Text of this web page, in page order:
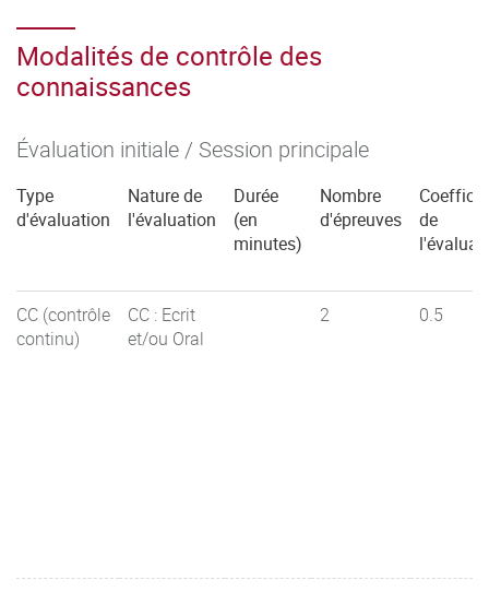
Modalités de contrôle des
connaissances
Évaluation initiale / Session principale
Type
d'évaluation
Nature de
l'évaluation
Durée
(en
minutes)
Nombre
d'épreuves
de
CC (contrôle
continu)
CC : Ecrit
et/ou Oral
2 0.5